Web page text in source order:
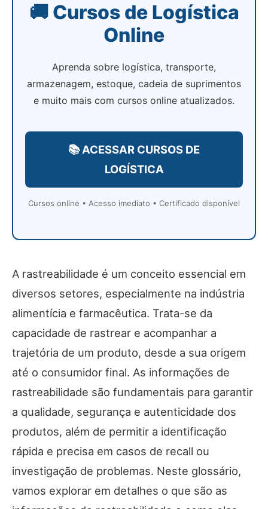
🚚 Cursos de Logística
Online
Aprenda sobre logística, transporte,
armazenagem, estoque, cadeia de suprimentos
e muito mais com cursos online atualizados.
📚 ACESSAR CURSOS DE
LOGÍSTICA
Cursos online • Acesso imediato • Certificado disponível
A rastreabilidade é um conceito essencial em
diversos setores, especialmente na indústria
alimentícia e farmacêutica. Trata-se da
capacidade de rastrear e acompanhar a
trajetória de um produto, desde a sua origem
até o consumidor final. As informações de
rastreabilidade são fundamentais para garantir
a qualidade, segurança e autenticidade dos
produtos, além de permitir a identificação
rápida e precisa em casos de recall ou
investigação de problemas. Neste glossário,
vamos explorar em detalhes o que são as